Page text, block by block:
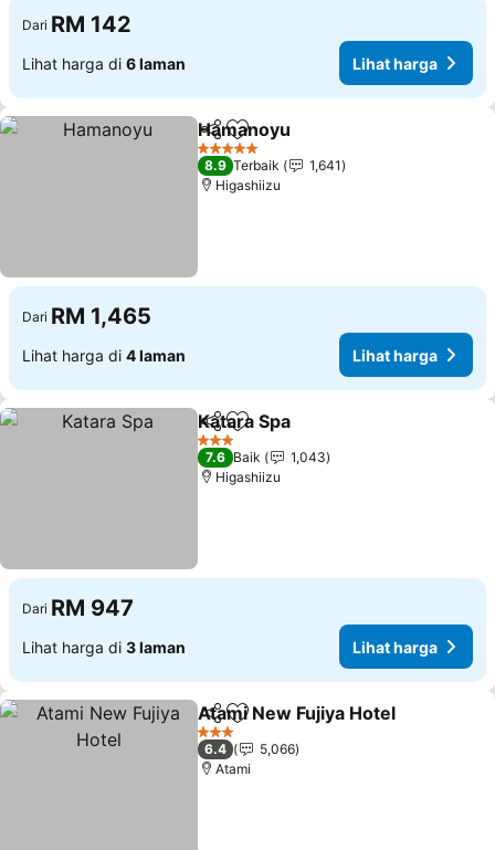
Dari RM 142
Lihat harga di 6 laman Lihat harga
KongsiTambah ke favorit
Hamanoyu
5 Bintang
8.9 Terbaik
1,641
Higashiizu
Dari RM 1,465
Lihat harga di 4 laman Lihat harga
KongsiTambah ke favorit
Katara Spa
3 Bintang
7.6 Baik
1,043
Higashiizu
Dari RM 947
Lihat harga di 3 laman Lihat harga
KongsiTambah ke favorit
Atami New Fujiya Hotel
3 Bintang
6.4
5,066
Atami